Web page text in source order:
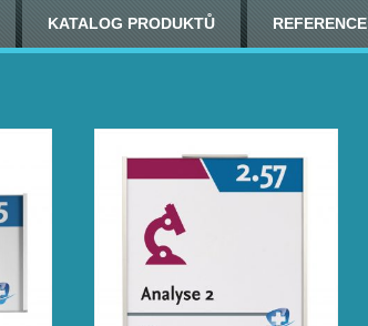
KATALOG PRODUKTŮ REFERENCE